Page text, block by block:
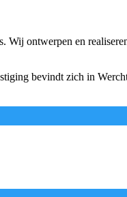
ontwerpen en
bevindt zich in